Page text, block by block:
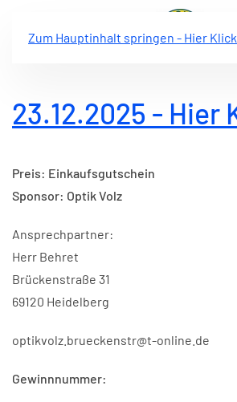
Zum Hauptinhalt springen - Hier
23.12.2025 - Hier
Preis: Einkaufsgutschein
Sponsor: Optik Volz
Ansprechpartner:
Herr Behret
Brückenstraße 31
69120 Heidelberg
optikvolz.brueckenstr@t-online.de
Gewinnnummer: